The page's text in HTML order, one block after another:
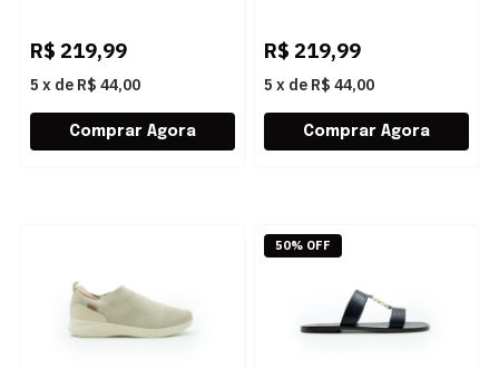
R$ 219,99
5 x de R$ 44,00
R$ 219,99
5 x de R$ 44,00
50% OFF